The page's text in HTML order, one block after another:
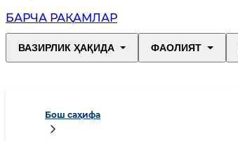
БАРЧА РАҚАМЛАР
ВАЗИРЛИК ҲАҚИДА ФАОЛИЯТ
Бош саҳифа